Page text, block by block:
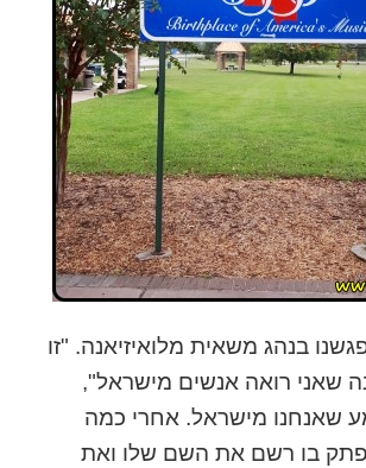
בנהג משאית מלואיזיאנה. "זו
שאני רואה אנשים מישראל",
שאנחנו מישראל. אחרי כמה
בו רשם את השם שלו ואת